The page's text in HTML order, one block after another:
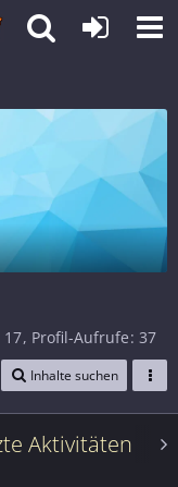
17 Profil-Aufrufe 37
Inhalte suchen
Aktivitäten